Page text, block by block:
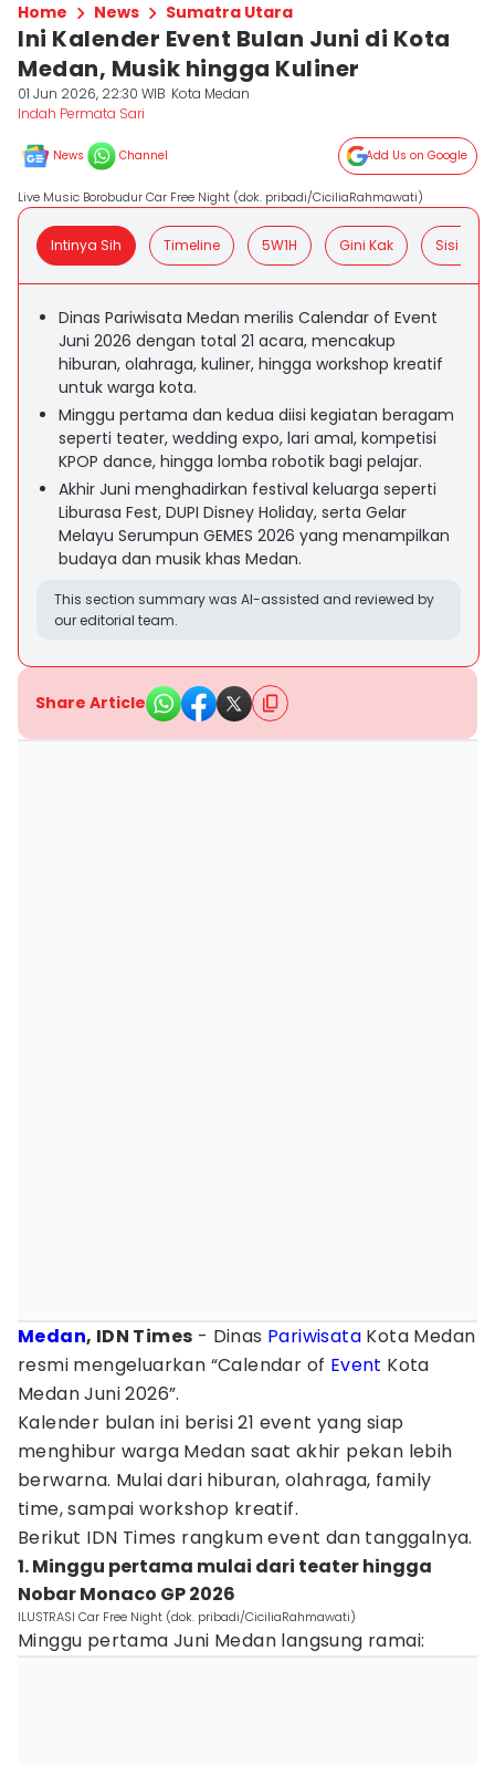
Home News Sumatra Utara
Ini Kalender Event Bulan Juni di Kota
Medan, Musik hingga Kuliner
01 Jun 2026, 22:30 WIB Kota Medan
Indah Permata Sari
News Channel Add Us on Google
Live Music Borobudur Car Free Night (dok. pribadi/CiciliaRahmawati)
Intinya Sih Timeline 5W1H Gini Kak Sisi
Dinas Pariwisata Medan merilis Calendar of Event
Juni 2026 dengan total 21 acara, mencakup
hiburan, olahraga, kuliner, hingga workshop kreatif
untuk warga kota.
Minggu pertama dan kedua diisi kegiatan beragam
seperti teater, wedding expo, lari amal, kompetisi
KPOP dance, hingga lomba robotik bagi pelajar.
Akhir Juni menghadirkan festival keluarga seperti
Liburasa Fest, DUPI Disney Holiday, serta Gelar
Melayu Serumpun GEMES 2026 yang menampilkan
budaya dan musik khas Medan.
This section summary was AI-assisted and reviewed by
our editorial team.
Share Article
Medan, IDN Times - Dinas Pariwisata Kota Medan
resmi mengeluarkan “Calendar of Event Kota
Medan Juni 2026”.
Kalender bulan ini berisi 21 event yang siap
menghibur warga Medan saat akhir pekan lebih
berwarna. Mulai dari hiburan, olahraga, family
time, sampai workshop kreatif.
Berikut IDN Times rangkum event dan tanggalnya.
1. Minggu pertama mulai dari teater hingga
Nobar Monaco GP 2026
ILUSTRASI Car Free Night (dok. pribadi/CiciliaRahmawati)
Minggu pertama Juni Medan langsung ramai: